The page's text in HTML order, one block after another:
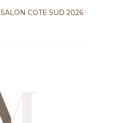
SALON COTE SUD 2026